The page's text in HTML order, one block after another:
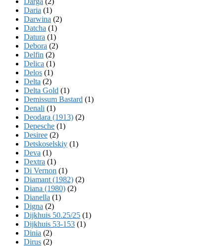
Daria (1)
Darwina (2)
Datcha (1)
Datura (1)
Debora (2)
Delfin (2)
Delica (1)
Delos (1)
Delta (2)
Delta Gold (1)
Demissum Bastard (1)
Denali (1)
Deodara (1913) (2)
Depesche (1)
Desiree (2)
Detskoselskiy (1)
Deva (1)
Dextra (1)
Di Vernon (1)
Diamant (1982) (2)
Diana (1980) (2)
Dianella (1)
Digna (2)
Dijkhuis 50.25/25 (1)
Dijkhuis 53-153 (1)
Dinia (2)
Dirus (2)